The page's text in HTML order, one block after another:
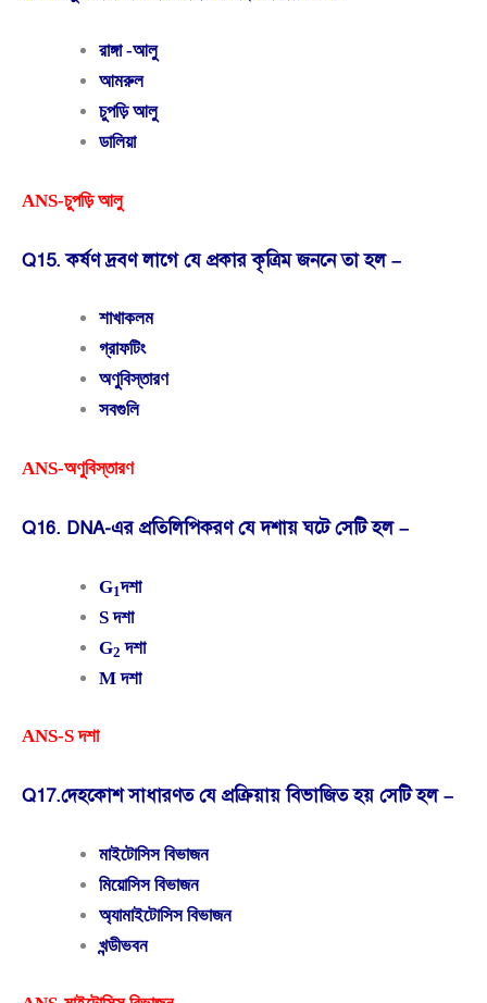
রাঙ্গা -আলু
আমরুল
চুপড়ি আলু
ডালিয়া
ANS-চুপড়ি আলু
Q15. কর্ষণ দ্রবণ লাগে যে প্রকার কৃত্রিম জননে তা হল –
শাখাকলম
গ্রাফটিং
অণুবিস্তারণ
সবগুলি
ANS-অণুবিস্তারণ
Q16. DNA-এর প্রতিলিপিকরণ যে দশায় ঘটে সেটি হল –
G1দশা
S দশা
G2 দশা
M দশা
ANS-S দশা
Q17.দেহকোশ সাধারণত যে প্রক্রিয়ায় বিভাজিত হয় সেটি হল –
মাইটোসিস বিভাজন
মিয়োসিস বিভাজন
অ্যামাইটোসিস বিভাজন
খন্ডীভবন